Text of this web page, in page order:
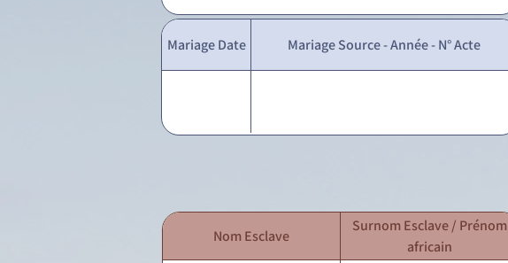
Mariage Date Mariage Source - Année - N° Acte
Nom Esclave
Surnom Esclave / Prénom
africain